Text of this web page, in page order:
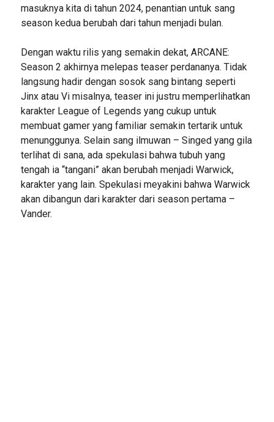
masuknya kita di tahun 2024, penantian untuk sang
season kedua berubah dari tahun menjadi bulan.
Dengan waktu rilis yang semakin dekat, ARCANE:
Season 2 akhirnya melepas teaser perdananya. Tidak
langsung hadir dengan sosok sang bintang seperti
Jinx atau Vi misalnya, teaser ini justru memperlihatkan
karakter League of Legends yang cukup untuk
membuat gamer yang familiar semakin tertarik untuk
menunggunya. Selain sang ilmuwan – Singed yang gila
terlihat di sana, ada spekulasi bahwa tubuh yang
tengah ia “tangani” akan berubah menjadi Warwick,
karakter yang lain. Spekulasi meyakini bahwa Warwick
akan dibangun dari karakter dari season pertama –
Vander.